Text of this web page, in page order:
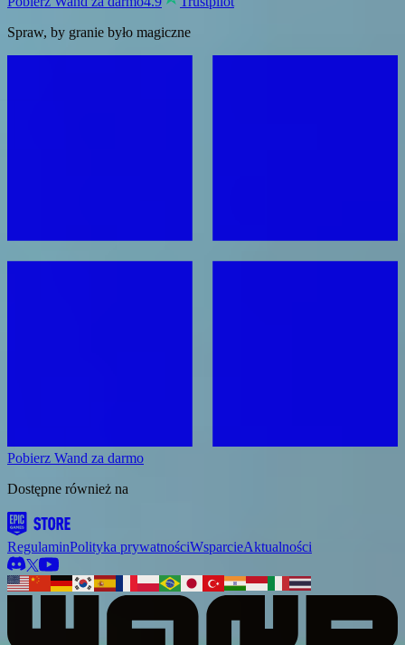
Spraw, by granie było magiczne
Pobierz Wand za darmo
Dostępne również na
RegulaminPolityka prywatnościWsparcieAktualności